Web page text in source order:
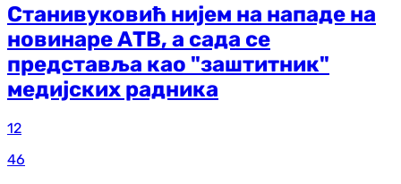
Станивуковић нијем на нападе на
новинаре АТВ, а сада се
представља као "заштитник"
медијских радника
12
46